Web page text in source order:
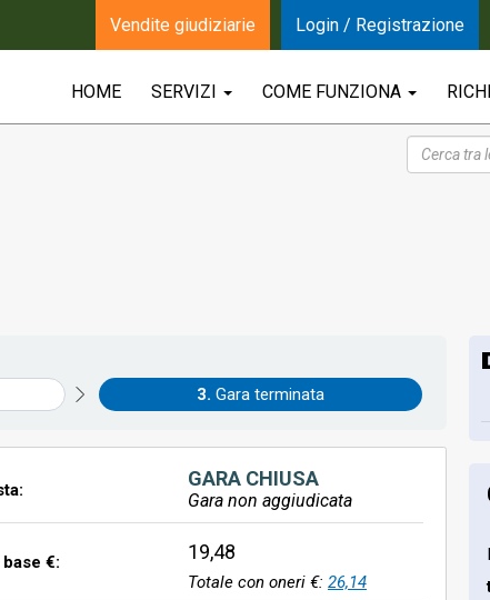
HOME SERVIZI COME FUNZIONA
Gara terminata
GARA CHIUSA
Gara non aggiudicata
€: 19,48
Totale con oneri €: 26,14
Vendite giudiziarie Login / Registrazione